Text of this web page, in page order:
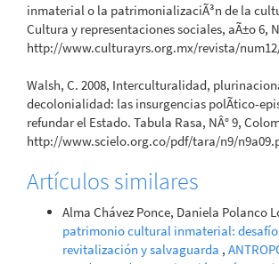
inmaterial o la patrimonializaciÃ³n de la
Cultura y representaciones sociales, aÃ±o 6,
http://www.culturayrs.org.mx/revista/
Walsh, C. 2008, Interculturalidad,
decolonialidad: las insurgencias polÃ­tico-
refundar el Estado. Tabula Rasa, NÂ° 9,
http://www.scielo.org.co/pdf/tara/n9/
Artículos similares
Alma Chávez Ponce, Daniela Polanco
patrimonio cultural inmaterial:
revitalización y salvaguarda ,